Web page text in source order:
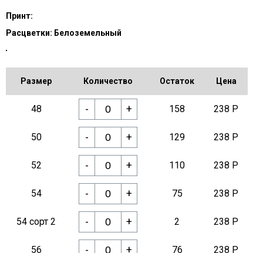
Принт:
Расцветки: Белоземельный
Размер Количество Остаток Цена
48 +
- 158 238 Р
50 +
- 129 238 Р
52 +
- 110 238 Р
54 +
- 75 238 Р
54 сорт 2 +
- 2 238 Р
56 +
- 76 238 Р